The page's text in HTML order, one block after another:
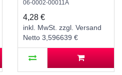
± 2 °C
06-0002-00011A
4,28 €
inkl. MwSt. zzgl. Versand
Netto 3,596639 €